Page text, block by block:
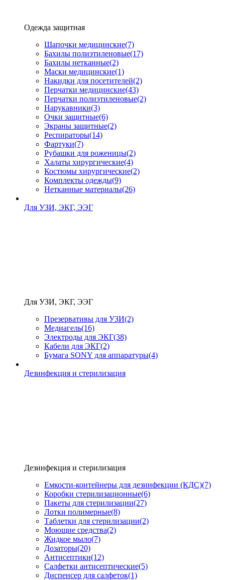
Одежда защитная
Шапочки медицинские(7)
Бахилы полиэтиленовые(17)
Бахилы нетканные(2)
Маски медицинские(1)
Накидки для посетителей(2)
Перчатки медицинские(43)
Перчатки полиэтиленовые(2)
Нарукавники(3)
Очки защитные(6)
Экраны защитные(2)
Рeспираторы(14)
Фартуки(7)
Рубашки для роженицы(2)
Халаты хирургические(4)
Костюмы хирургические(2)
Комплекты одежды(9)
Нетканные материалы(26)
Для УЗИ, ЭКГ, ЭЭГ
Для УЗИ, ЭКГ, ЭЭГ
Презервативы для УЗИ(2)
Медиагель(16)
Электроды для ЭКГ(38)
Кабели для ЭКГ(2)
Бумага SONY для аппаратуры(4)
Дезинфекция и стерилизация
Дезинфекция и стерилизация
Емкости-контейнеры для дезинфекции (КДС)(7)
Коробки стерилизационные(6)
Пакеты для стерилизации(27)
Лотки полимерные(8)
Таблетки для стерилизации(2)
Моющие средства(2)
Жидкое мыло(7)
Дозаторы(20)
Антисептики(12)
Салфетки антисептические(5)
Диспенсер для салфеток(1)